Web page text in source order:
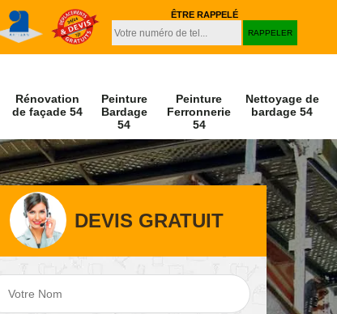
ÊTRE RAPPELÉ
Rénovation
de façade 54
Peinture
Bardage
54
Peinture
Ferronnerie
54
Nettoyage de
bardage 54
DEVIS GRATUIT